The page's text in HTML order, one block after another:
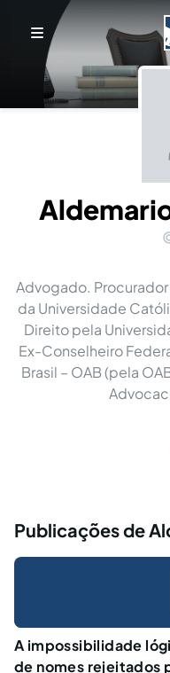
Advogado.
da Universidade
Direito pela
Ex-Conselheiro
Brasil – OAB (pela
Publicações de
A impossibilidade
de nomes rejeitados